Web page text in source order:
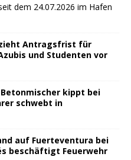
dem 24.07.2026 im Hafen
Antragsfrist für
und Studenten vor
kippt bei
schwebt in
auf Fuerteventura bei
beschäftigt Feuerwehr